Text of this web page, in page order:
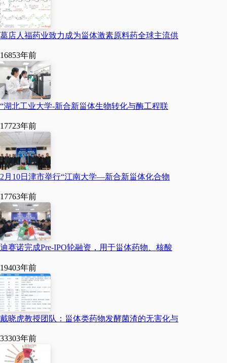
产业集群，加快产业链、
外、一站式办公、一条龙
驾护航。”汤阴县发改委有
极谋划中，预计到2030年
诺医药集团将整合资源力
葛店人福药业致力成为甾体激素原料药全球主流供
16853年前
“湖北工业大学-新合新甾体生物转化与酶工程联
17723年前
2月10日津市举行“江南大学—新合新甾体化合物
17763年前
迪赛诺完成Pre-IPO轮融资，用于甾体药物、核酸
19403年前
戴晓虎教授团队：甾体类药物发酵菌渣的无害化与
33303年前